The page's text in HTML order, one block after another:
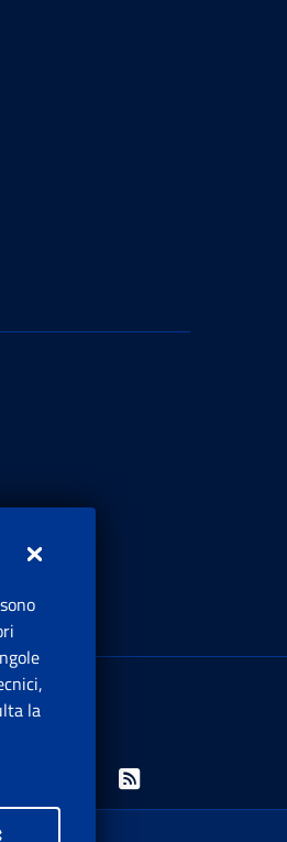
21
nuova finestra
nuova finestra
Apre una nuova finestra
Apre una nuova
Instagram: Apre una
Linkedin: Apre
Rss: Apre
la